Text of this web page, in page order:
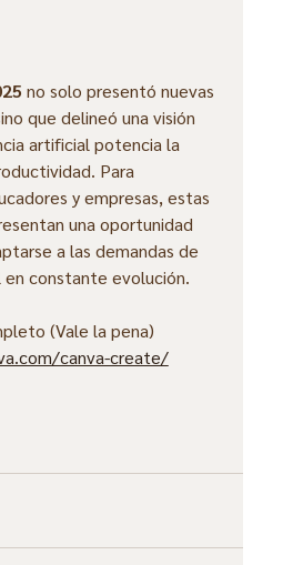
no solo presentó nuevas
que delineó una visión
artificial potencia la
Para
y empresas, estas
una oportunidad
a las demandas de
constante evolución.
(Vale la pena)
canva-create/